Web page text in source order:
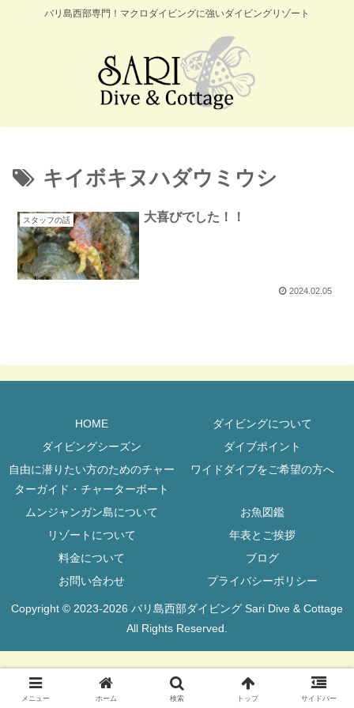
バリ島西部専門！マクロダイビングに強いダイビングリゾート
キイボキヌハダウミウシ
スタッフの話 大喜びでした！！
2024.02.05
HOME
ダイビングについて
ダイビングシーズン
ダイブポイント
自由に潜りたい方のためのチャー
ターガイド・チャーターボート
ワイドダイブをご希望の方へ
ムンジャンガン島について
お魚図鑑
リゾートについて
年表とご挨拶
料金について
ブログ
お問い合わせ
プライバシーポリシー
Copyright © 2023-2026 バリ島西部ダイビング Sari Dive & Cottage
All Rights Reserved.
メニュー ホーム 検索 トップ サイドバー